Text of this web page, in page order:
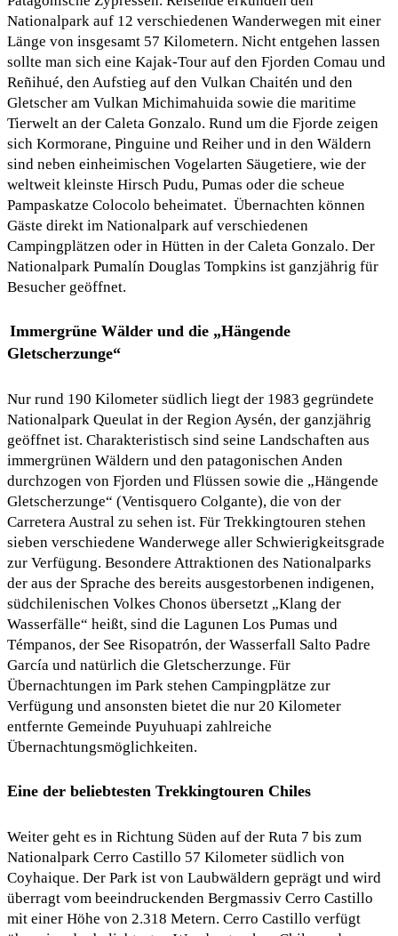
Nationalpark auf 12 verschiedenen Wanderwegen mit einer
Länge von insgesamt 57 Kilometern. Nicht entgehen lassen
sollte man sich eine Kajak-Tour auf den Fjorden Comau und
Reñihué, den Aufstieg auf den Vulkan Chaitén und den
Gletscher am Vulkan Michimahuida sowie die maritime
Tierwelt an der Caleta Gonzalo. Rund um die Fjorde zeigen
sich Kormorane, Pinguine und Reiher und in den Wäldern
sind neben einheimischen Vogelarten Säugetiere, wie der
weltweit kleinste Hirsch Pudu, Pumas oder die scheue
Pampaskatze Colocolo beheimatet. Übernachten können
Gäste direkt im Nationalpark auf verschiedenen
Campingplätzen oder in Hütten in der Caleta Gonzalo. Der
Nationalpark Pumalín Douglas Tompkins ist ganzjährig für
Besucher geöffnet.
Immergrüne Wälder und die „Hängende
Gletscherzunge“
Nur rund 190 Kilometer südlich liegt der 1983 gegründete
Nationalpark Queulat in der Region Aysén, der ganzjährig
geöffnet ist. Charakteristisch sind seine Landschaften aus
immergrünen Wäldern und den patagonischen Anden
durchzogen von Fjorden und Flüssen sowie die „Hängende
Gletscherzunge“ (Ventisquero Colgante), die von der
Carretera Austral zu sehen ist. Für Trekkingtouren stehen
sieben verschiedene Wanderwege aller Schwierigkeitsgrade
zur Verfügung. Besondere Attraktionen des Nationalparks
der aus der Sprache des bereits ausgestorbenen indigenen,
südchilenischen Volkes Chonos übersetzt „Klang der
Wasserfälle“ heißt, sind die Lagunen Los Pumas und
Témpanos, der See Risopatrón, der Wasserfall Salto Padre
García und natürlich die Gletscherzunge. Für
Übernachtungen im Park stehen Campingplätze zur
Verfügung und ansonsten bietet die nur 20 Kilometer
entfernte Gemeinde Puyuhuapi zahlreiche
Übernachtungsmöglichkeiten.
Eine der beliebtesten Trekkingtouren Chiles
Weiter geht es in Richtung Süden auf der Ruta 7 bis zum
Nationalpark Cerro Castillo 57 Kilometer südlich von
Coyhaique. Der Park ist von Laubwäldern geprägt und wird
überragt vom beeindruckenden Bergmassiv Cerro Castillo
mit einer Höhe von 2.318 Metern. Cerro Castillo verfügt